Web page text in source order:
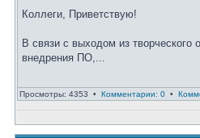
Коллеги, Приветствую!
В связи с выходом из
внедрения ПО,...
Просмотры: 4353 • Комментарии: 0 •